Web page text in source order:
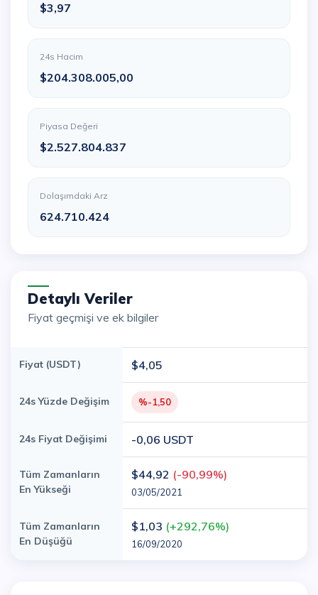
$3,97
24s Hacim
$204.308.005,00
Piyasa Değeri
$2.527.804.837
Dolaşımdaki Arz
624.710.424
Detaylı Veriler
Fiyat geçmişi ve ek bilgiler
Fiyat (USDT) $4,05
24s Yüzde Değişim %-1,50
24s Fiyat Değişimi -0,06 USDT
Tüm Zamanların
En Yükseği
$44,92 (-90,99%)
03/05/2021
Tüm Zamanların
En Düşüğü
$1,03 (+292,76%)
16/09/2020